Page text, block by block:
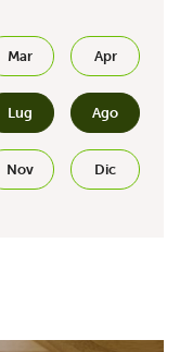
Mar Apr
Lug Ago
Nov Dic